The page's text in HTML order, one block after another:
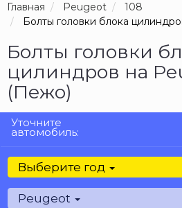
Главная Peugeot
108
Болты головки блока
Болты головки
цилиндров на
(Пежо)
Уточните
автомобиль:
Выберите год
Peugeot